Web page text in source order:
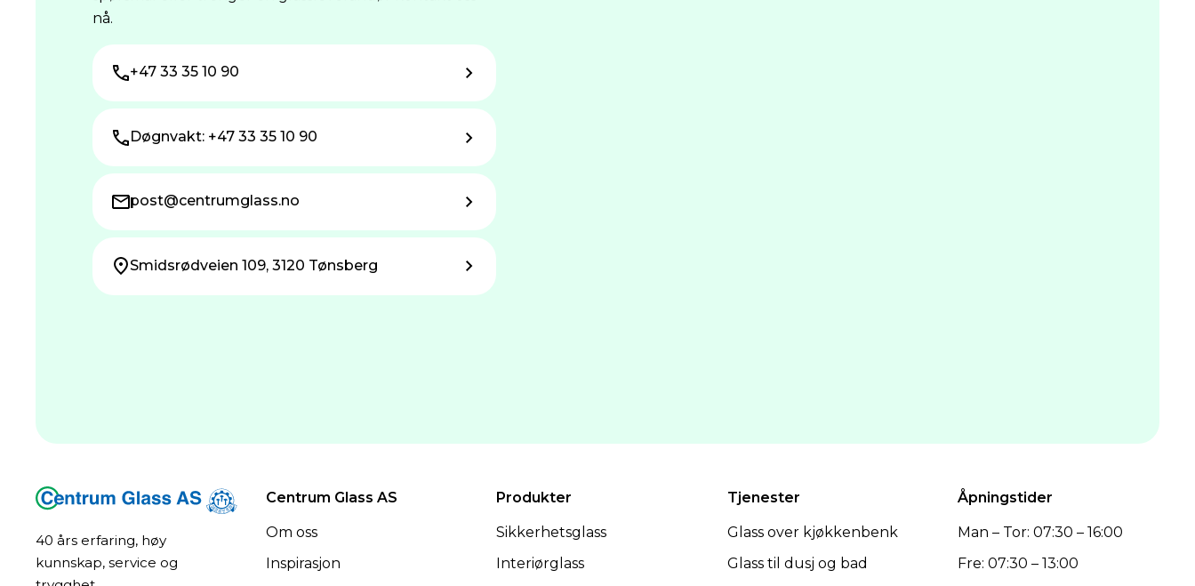
nå.
+47 33 35 10 90
Døgnvakt: +47 33 35 10 90
post@centrum­glass.no
Smidsrødveien 109, 3120 Tønsberg
40 års erfaring, høy
kunnskap, service og
Centrum Glass AS
Om oss
Inspirasjon
Produkter
Sikkerhetsglass
Interiørglass
Tjenester
Glass over kjøkkenbenk
Glass til dusj og bad
Åpningstider
Man – Tor: 07:30 – 16:00
Fre: 07:30 – 13:00